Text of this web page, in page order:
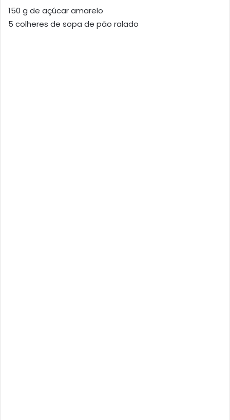
150 g de açúcar amarelo
5 colheres de sopa de pão ralado